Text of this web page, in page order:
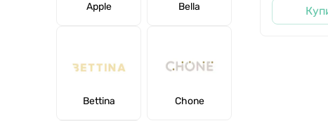
Apple Bella
Bettina Chone